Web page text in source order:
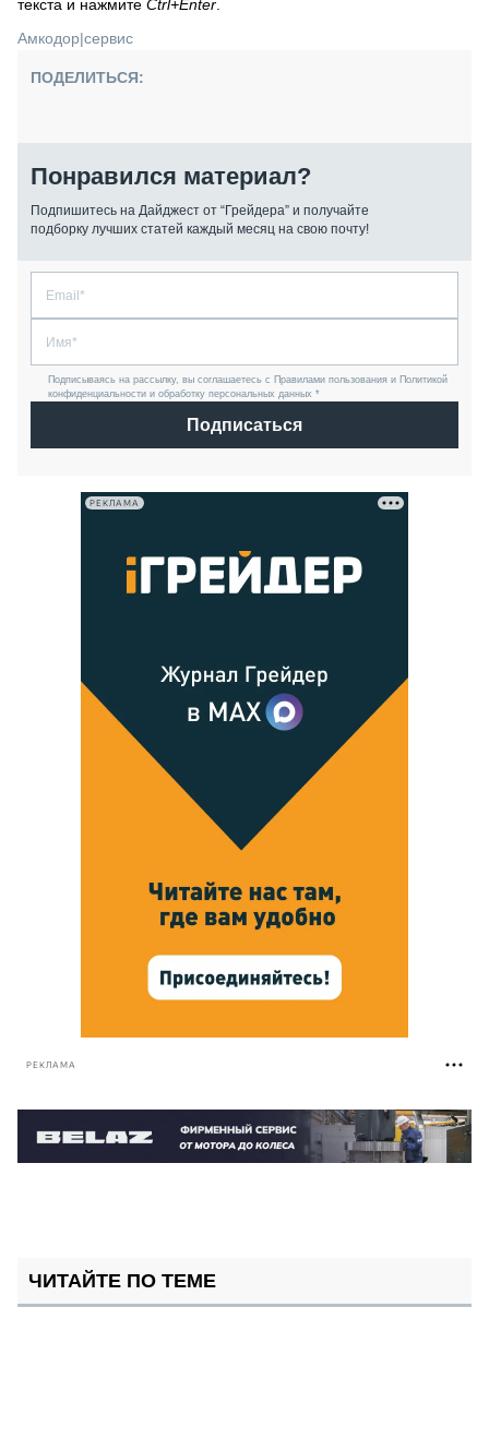
текста и нажмите Ctrl+Enter
Амкодор|сервис
ПОДЕЛИТЬСЯ:
Понравился материал?
Подпишитесь на Дайджест от “Грейдера” и получайте
подборку лучших статей каждый месяц на свою почту!
Подписываясь на рассылку, вы соглашаетесь с Правилами пользования и Политикой
конфиденциальности и обработку персональных данных *
Подписаться
РЕКЛАМА
РЕКЛАМА
ЧИТАЙТЕ ПО ТЕМЕ